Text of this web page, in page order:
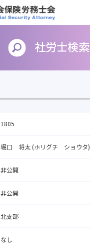
社労士検索
1805
堀口 将太 (ホリグチ ショウタ)
非公開
非公開
北支部
なし